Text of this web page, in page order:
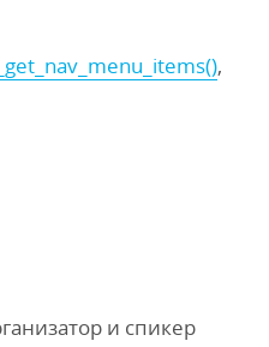
,
и спикер